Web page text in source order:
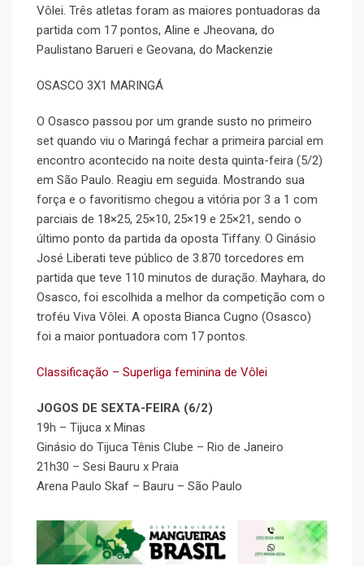
Vôlei. Três atletas foram as maiores pontuadoras da
partida com 17 pontos, Aline e Jheovana, do
Paulistano Barueri e Geovana, do Mackenzie
OSASCO 3X1 MARINGÁ
O Osasco passou por um grande susto no primeiro
set quando viu o Maringá fechar a primeira parcial em
encontro acontecido na noite desta quinta-feira (5/2)
em São Paulo. Reagiu em seguida. Mostrando sua
força e o favoritismo chegou a vitória por 3 a 1 com
parciais de 18×25, 25×10, 25×19 e 25×21, sendo o
último ponto da partida da oposta Tiffany. O Ginásio
José Liberati teve público de 3.870 torcedores em
partida que teve 110 minutos de duração. Mayhara, do
Osasco, foi escolhida a melhor da competição com o
troféu Viva Vôlei. A oposta Bianca Cugno (Osasco)
foi a maior pontuadora com 17 pontos.
Classificação – Superliga feminina de Vôlei
JOGOS DE SEXTA-FEIRA (6/2)
19h – Tijuca x Minas
Ginásio do Tijuca Tênis Clube – Rio de Janeiro
21h30 – Sesi Bauru x Praia
Arena Paulo Skaf – Bauru – São Paulo